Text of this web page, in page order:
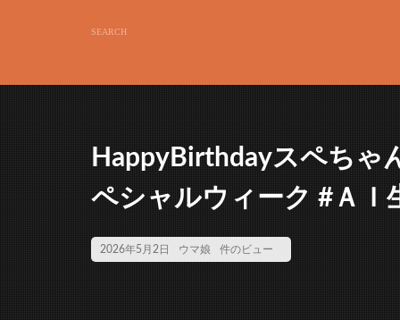
HappyBirthdayスペちゃ
ペシャルウィーク #ＡＩ
2026年5月2日 ウマ娘 件のビュー